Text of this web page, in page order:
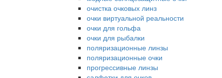
очистка очковых линз
очки виртуальной реальности
очки для гольфа
очки для рыбалки
поляризационные линзы
поляризационные очки
прогрессивные линзы